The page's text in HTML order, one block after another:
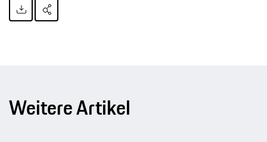
Weitere Artikel